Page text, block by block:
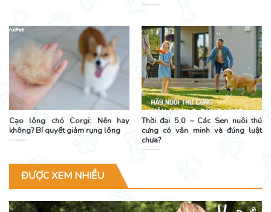
Cạo lông chó Corgi: Nên hay
không? Bí quyết giảm rụng lông
Thời đại 5.0 – Các Sen nuôi thú
cưng có văn minh và đúng luật
chưa?
ĐƯỢC XEM NHIỀU